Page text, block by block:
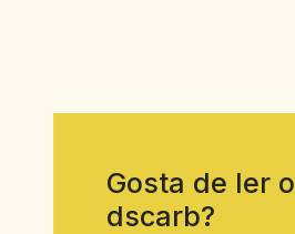
Gosta de ler o
dscarb?